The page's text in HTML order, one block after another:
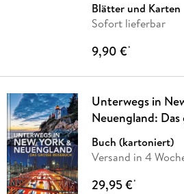
Blätter und Karten
Sofort lieferbar
9,90 €*
Unterwegs in
Neuengland:
Buch (kartoniert)
Versand in 4
29,95 €*